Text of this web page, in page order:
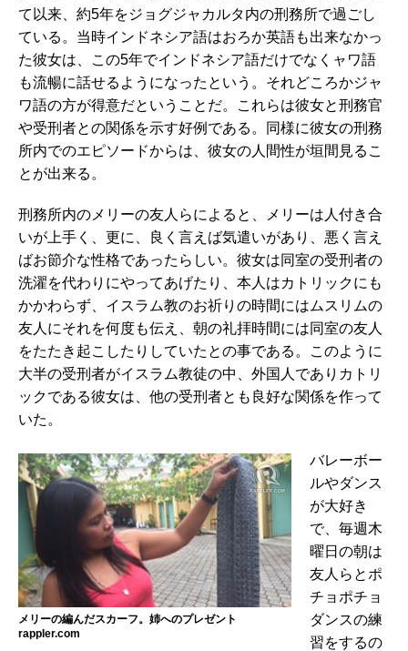
て以来、約5年をジョグジャカルタ内の刑務所で過ごし
ている。当時インドネシア語はおろか英語も出来なかっ
た彼女は、この5年でインドネシア語だけでなくャワ語
も流暢に話せるようになったという。それどころかジャ
ワ語の方が得意だということだ。これらは彼女と刑務官
や受刑者との関係を示す好例である。同様に彼女の刑務
所内でのエピソードからは、彼女の人間性が垣間見るこ
とが出来る。
刑務所内のメリーの友人らによると、メリーは人付き合
いが上手く、更に、良く言えば気遣いがあり、悪く言え
ばお節介な性格であったらしい。彼女は同室の受刑者の
洗濯を代わりにやってあげたり、本人はカトリックにも
かかわらず、イスラム教のお祈りの時間にはムスリムの
友人にそれを何度も伝え、朝の礼拝時間には同室の友人
をたたき起こしたりしていたとの事である。このように
大半の受刑者がイスラム教徒の中、外国人でありカトリ
ックである彼女は、他の受刑者とも良好な関係を作って
いた。
メリーの編んだスカーフ。姉へのプレゼント
rappler.com
バレーボー
ルやダンス
が大好き
で、毎週木
曜日の朝は
友人らとポ
チョポチョ
ダンスの練
習をするの